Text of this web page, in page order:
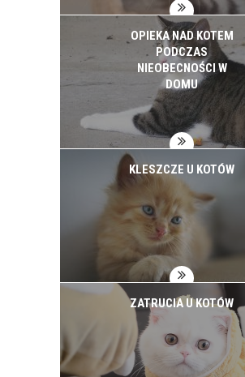
OPIEKA NAD KOTEM
PODCZAS
NIEOBECNOŚCI W
DOMU
KLESZCZE U KOTÓW
ZATRUCIA U KOTÓW